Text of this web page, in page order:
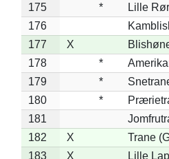
175
*
Lille
176
177
X
178
*
179
*
180
*
181
182
X
Trane
183
X
Lille